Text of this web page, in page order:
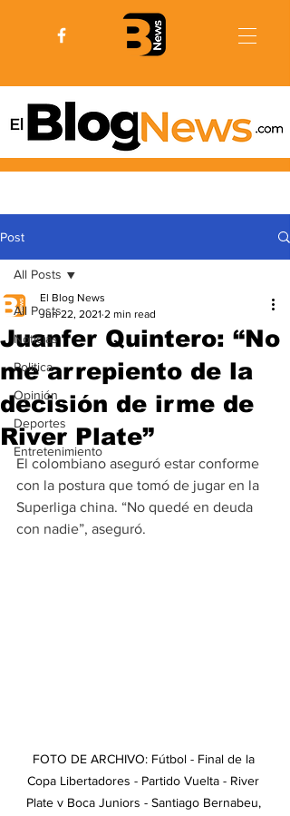
Post
All Posts
Noticias
Politica
Opinión
Deportes
Entretenimiento
All Posts
Juanfer Quintero: “No
me arrepiento de la
decisión de irme de
River Plate”
El Blog News
Jun 22, 2021 2 min read
El colombiano aseguró estar conforme
con la postura que tomó de jugar en la
Superliga china. “No quedé en deuda
con nadie”, aseguró.
FOTO DE ARCHIVO: Fútbol - Final de la
Copa Libertadores - Partido Vuelta - River
Plate v Boca Juniors - Santiago Bernabeu,